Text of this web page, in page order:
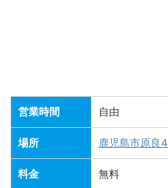
営業時間 自由
場所 鹿児島市原良
料金 無料